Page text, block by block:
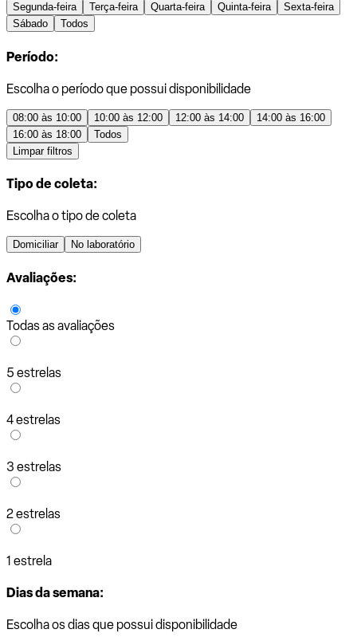
Segunda-feira Terça-feira Quarta-feira Quinta-feira
Sexta-feira
Sábado
Todos
Período:
Escolha o período que possui disponibilidade
08:00 às 10:00 10:00 às 12:00 12:00 às 14:00
14:00 às 16:00
16:00 às 18:00
Todos
Limpar filtros
Tipo de coleta:
Escolha o tipo de coleta
Domiciliar No laboratório
Avaliações:
Todas as avaliações
5 estrelas
4 estrelas
3 estrelas
2 estrelas
1 estrela
Dias da semana:
Escolha os dias que possui disponibilidade